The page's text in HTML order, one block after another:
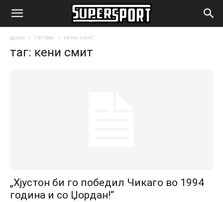
SuperSport.mk
дома тагови кени смит
таг: кени смит
„Хјустон би го победил Чикаго во 1994
година и со Џордан!“